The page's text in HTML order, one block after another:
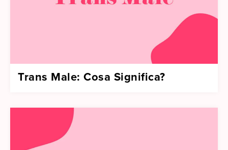
Trans Male: Cosa Significa?